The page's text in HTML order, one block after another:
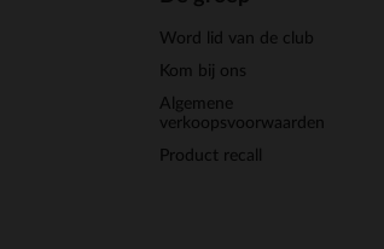
Word lid van de club
Kom bij ons
Algemene
verkoopsvoorwaarden
Product recall